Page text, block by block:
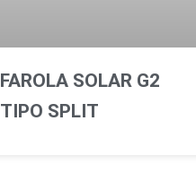
FAROLA SOLAR G2
TIPO SPLIT